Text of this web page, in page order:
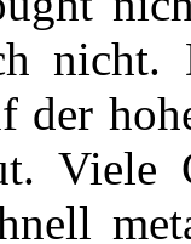
der
Viele